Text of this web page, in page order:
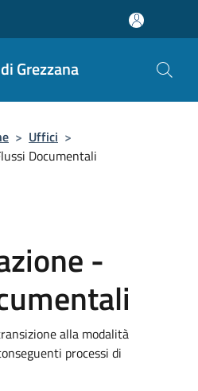
Grezzana
> Uffici >
Documentali
-
alla modalità
processi di